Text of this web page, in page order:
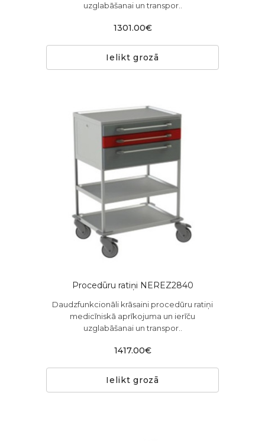
uzglabāšanai un transpor..
1301.00€
Ielikt grozā
Procedūru ratiņi NEREZ2840
Daudzfunkcionāli krāsaini procedūru ratiņi
medicīniskā aprīkojuma un ierīču
uzglabāšanai un transpor..
1417.00€
Ielikt grozā